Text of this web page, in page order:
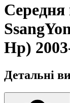
Середня
Hp)
Детальні